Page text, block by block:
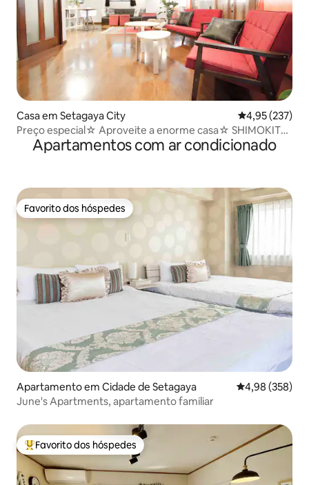
Casa em Setagaya City Classificação
4,95 (237)
Preço especial☆ Aproveite a enorme casa☆ SHIMOKITA
TÓQUIO
Apartamentos com ar condicionado
Favorito dos hóspedes
Favorito dos hóspedes
Apartamento em Cidade de Setagaya Classificação
4,98 (358)
June's Apartments, apartamento familiar
Favoritos dos hóspedes mais apreciados
Favorito dos hóspedes